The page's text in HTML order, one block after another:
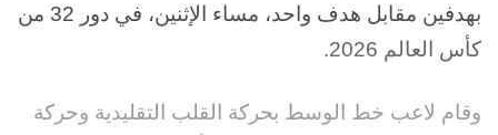
بهدفين مقابل هدف واحد، مساء الإثنين، في دور 32 من
كأس العالم 2026.
وقام لاعب خط الوسط بحركة القلب التقليدية وحركة